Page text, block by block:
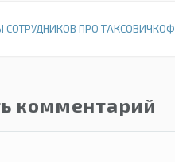
СОТРУДНИКОВ ПРО ТАКСОВИЧКОФ
комментарий